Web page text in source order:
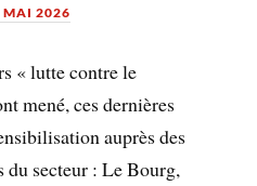
MAI 2026
« lutte contre le
mené, ces dernières
auprès des
du secteur : Le Bourg,